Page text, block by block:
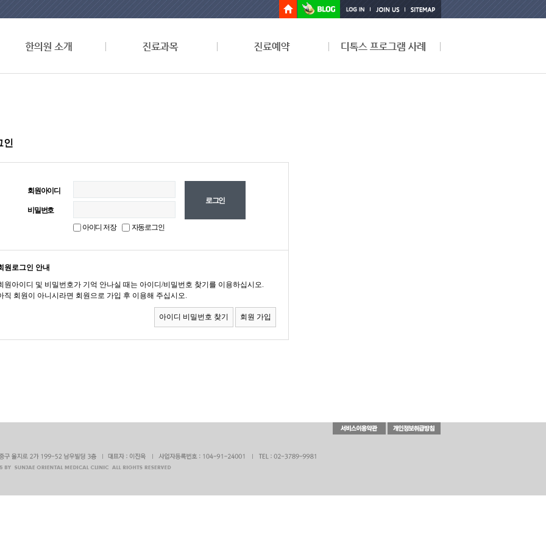
인
회원아이디
비밀번호
아이디 저장
자동로그인
원로그인 안내
원아이디 및 비밀번호가 기억 안나실 때는 아이디/비밀번호 찾기를 이용하십시오.
직 회원이 아니시라면 회원으로 가입 후 이용해 주십시오.
아이디 비밀번호 찾기 회원 가입